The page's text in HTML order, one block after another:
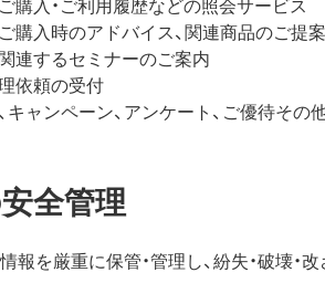
購入時のアドバイス、関連商品のご提案
連するセミナーのご案内
依頼の受付
キャンペーン、アンケート、ご優待そ
全管理
報を厳重に保管・管理し、紛失・破壊